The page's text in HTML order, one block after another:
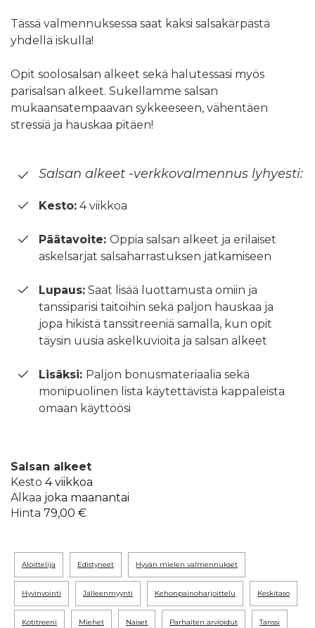
Tässä valmennuksessa saat kaksi salsakärpästä
yhdellä iskulla!
Opit soolosalsan alkeet sekä halutessasi myös
parisalsan alkeet. Sukellamme salsan
mukaansatempaavan sykkeeseen, vähentäen
stressiä ja hauskaa pitäen!
Salsan alkeet -verkkovalmennus lyhyesti:
Kesto: 4 viikkoa
Päätavoite: Oppia salsan alkeet ja erilaiset
askelsarjat salsaharrastuksen jatkamiseen
Lupaus: Saat lisää luottamusta omiin ja
tanssiparisi taitoihin sekä paljon hauskaa ja
jopa hikistä tanssitreeniä samalla, kun opit
täysin uusia askelkuvioita ja salsan alkeet
Lisäksi: Paljon bonusmateriaalia sekä
monipuolinen lista käytettävistä kappaleista
omaan käyttöösi
Salsan alkeet
Kesto 4 viikkoa
Alkaa joka maanantai
Hinta 79,00 €
aloittelija edistyneet hyvän mielen valmennukset
hyvinvointi jälleenmyynti kehonpainoharjoittelu keskitaso
kotitreeni miehet naiset parhaiten arvioidut tanssi